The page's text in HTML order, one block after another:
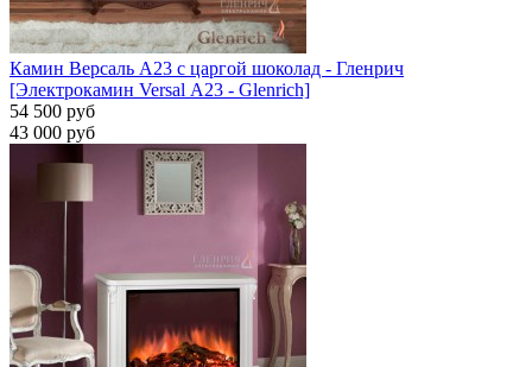
Камин Версаль A23 с царгой шоколад - Гленрич
[Электрокамин Versal А23 - Glenrich]
54 500 руб
43 000 руб